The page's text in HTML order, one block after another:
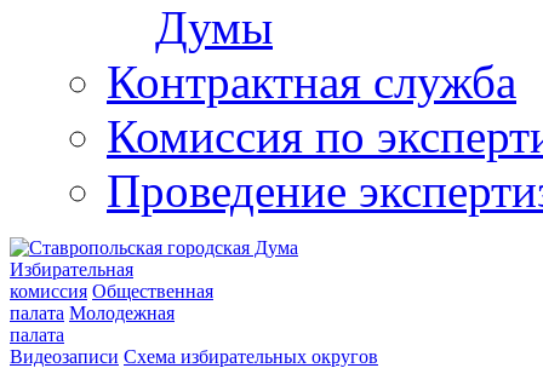
Думы
Контрактная служба
Комиссия по
Проведение
Избирательная
комиссия Общественная
палата Молодежная
палата
Видеозаписи Схема избирательных округов